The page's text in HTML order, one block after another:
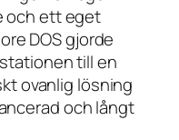
och ett eget
DOS gjorde
till en
ovanlig lösning
och långt